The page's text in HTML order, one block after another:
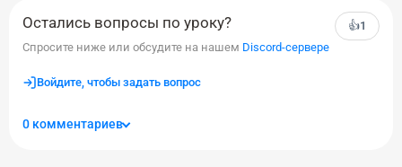
Остались вопросы по уроку?
Спросите ниже или обсудите на нашем Discord-сервере
👍1
Войдите, чтобы задать вопрос
0 комментариев